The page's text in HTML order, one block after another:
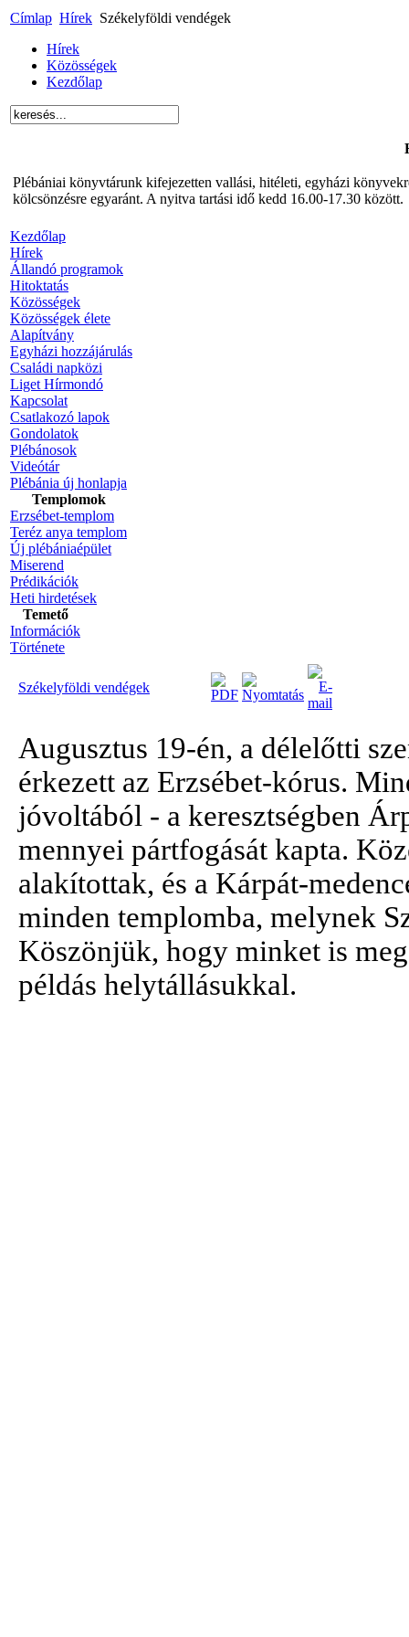
Címlap Hírek Székelyföldi vendégek
Hírek
Közösségek
Kezdőlap
Plébániai könyvtárunk kifejezetten vallási, hitéleti, egyházi
kölcsönzésre egyaránt. A nyitva tartási idő kedd 16.00-17.30 között.
Kezdőlap
Hírek
Állandó programok
Hitoktatás
Közösségek
Közösségek élete
Alapítvány
Egyházi hozzájárulás
Családi napközi
Liget Hírmondó
Kapcsolat
Csatlakozó lapok
Gondolatok
Plébánosok
Videótár
Plébánia új honlapja
Templomok
Erzsébet-templom
Teréz anya templom
Új plébániaépület
Miserend
Prédikációk
Heti hirdetések
Temető
Információk
Története
Székelyföldi vendégek
Augusztus 19-én, a délelőtti
érkezett az Erzsébet-kórus.
jóvoltából - a keresztségben
mennyei pártfogását kapta.
alakítottak, és a Kárpát-
minden templomba, melynek
Köszönjük, hogy minket is
példás helytállásukkal.